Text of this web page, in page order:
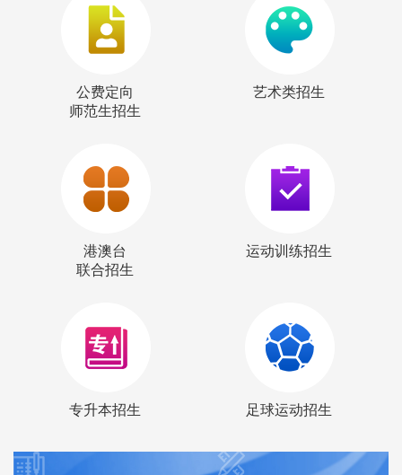
公费定向
师范生招生
艺术类招生
港澳台
联合招生
运动训练招生
专升本招生 足球运动招生